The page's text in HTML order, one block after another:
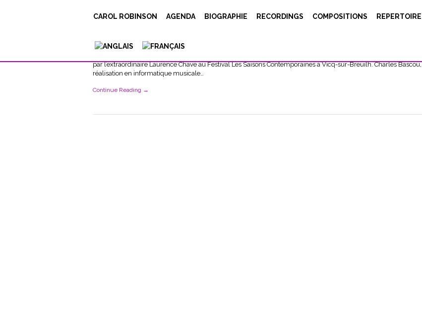
CAROL ROBINSON AGENDA BIOGRAPHIE RECORDINGS COMPOSITIONS REPERTOIRE
e
[vc_single_image image="10224"][/vc_column][vc_column width="1/4"][vc_column_text] Pitter-Patter,
par l’extraordinaire Laurence Chave au Festival Les Saisons Contemporaines à Vicq-sur-Breuilh. Charles Bascou,
réalisation en informatique musicale…
Continue Reading →